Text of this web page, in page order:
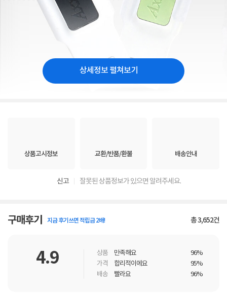
상세정보 펼쳐보기
상품고시정보 교환/반품/환불 배송안내
신고 잘못된 상품정보가 있으면 알려주세요.
구매후기 지금 후기쓰면 적립금 2배! 총3,652건
4.9 상품 만족해요
96%
가격
합리적이에요
95%
배송
빨라요 96%